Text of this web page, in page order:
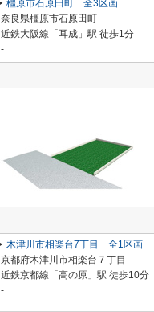
橿原市石原田町 全3区画
奈良県橿原市石原田町
近鉄大阪線「耳成」駅 徒歩1分
-
木津川市相楽台7丁目 全1区画
京都府木津川市相楽台７丁目
近鉄京都線「高の原」駅 徒歩10分
-